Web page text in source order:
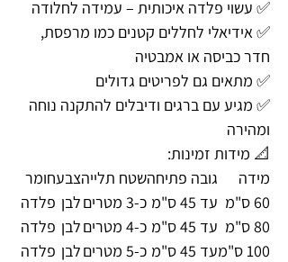
✅ עשוי פלדה איכותית – עמידה לחלודה
✅ אידיאלי לחללים קטנים כמו מרפסת,
חדר כביסה או אמבטיה
✅ מתאים גם לפריטים גדולים
✅ מגיע עם ברגים ודיבלים להתקנה נוחה
ומהירה
📐 מידות זמינות:
מידה
גובה פתיחהשטח תלייהצבעחומר
60 ס"מ
עד 45 ס"מ כ-3 מטרים לבן פלדה
80 ס"מ
עד 45 ס"מ כ-4 מטרים לבן פלדה
100 ס"מ
עד 45 ס"מ כ-5 מטרים לבן פלדה